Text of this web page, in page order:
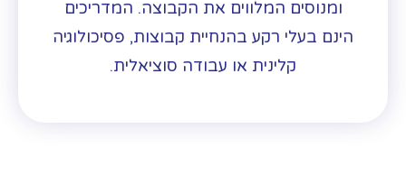
ומנוסים המלווים את הקבוצה. המדריכים
הינם בעלי רקע בהנחיית קבוצות, פסיכולוגיה
קלינית או עבודה סוציאלית.